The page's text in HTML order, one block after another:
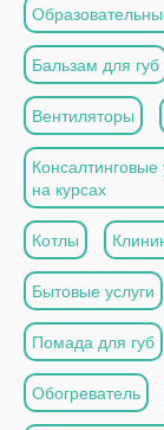
Бальзам для губ
Вентиляторы
на курсах
Котлы
Бытовые услуги
Помада для губ
Обогреватель